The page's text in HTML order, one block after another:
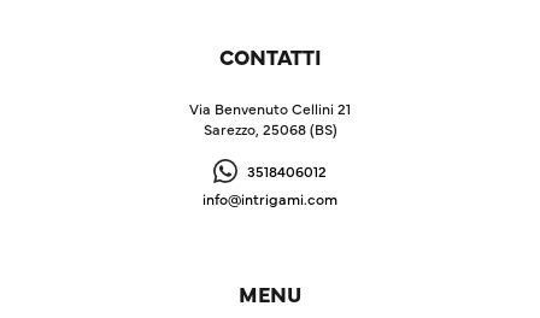
CONTATTI
Via Benvenuto Cellini 21
Sarezzo, 25068 (BS)
3518406012
info@intrigami.com
MENU